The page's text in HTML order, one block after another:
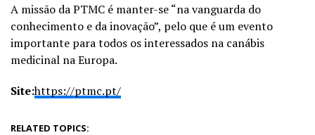
A missão da PTMC é manter-se “na vanguarda do
conhecimento e da inovação”, pelo que é um evento
importante para todos os interessados na canábis
medicinal na Europa.
Site:https://ptmc.pt/
RELATED TOPICS: